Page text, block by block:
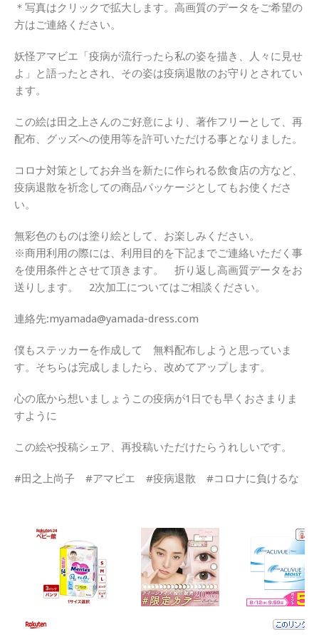
＊写真はクリックで拡大します。高画質のデータをご希望の
方はご連絡ください。
妖怪アマビエ「疫病が流行ったら私の姿を描き、人々に見せ
よ」と語ったとされ、その姿は疫病退散のお守りとされてい
ます。
この絵は田之上さんのご好意により、著作フリーとして、再
配布、グッズへの使用等を許可いただける事となりました。
コロナ対策としてお弁当を新たに作られる飲食店の方など、
疫病退散を祈念しての商品パッケージとしてもお使くださ
い。
無彩色のものは塗り絵として、お楽しみください。
※商用利用の際には、利用目的を下記までご連絡いただく事
を使用条件とさせて頂きます。 折り返し高画質データをお
送りします。 2次加工についてはご相談ください。
連絡先:myamada@yamada-dress.com
僕もステッカーを作成して 無料配布しようと思っていま
す。そちらは完成しましたら、改めてアップします。
心の底から想いましょうこの疫病が1日でも早くおさまりま
すように
この絵や投稿シェア、再投稿いただけたらうれしいです。
#田之上尚子 #アマビエ #疫病退散 #コロナに負けるな